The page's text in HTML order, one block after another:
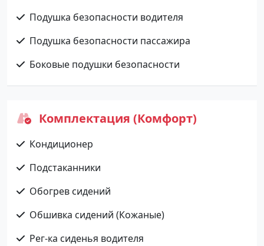
Подушка безопасности водителя
Подушка безопасности пассажира
Боковые подушки безопасности
Комплектация (Комфорт)
Кондиционер
Подстаканники
Обогрев сидений
Обшивка сидений (Кожаные)
Рег-ка сиденья водителя